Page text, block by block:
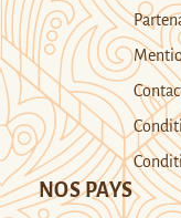
NOS PAYS